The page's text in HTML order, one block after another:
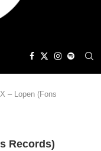
– Lopen (Fons
Records)